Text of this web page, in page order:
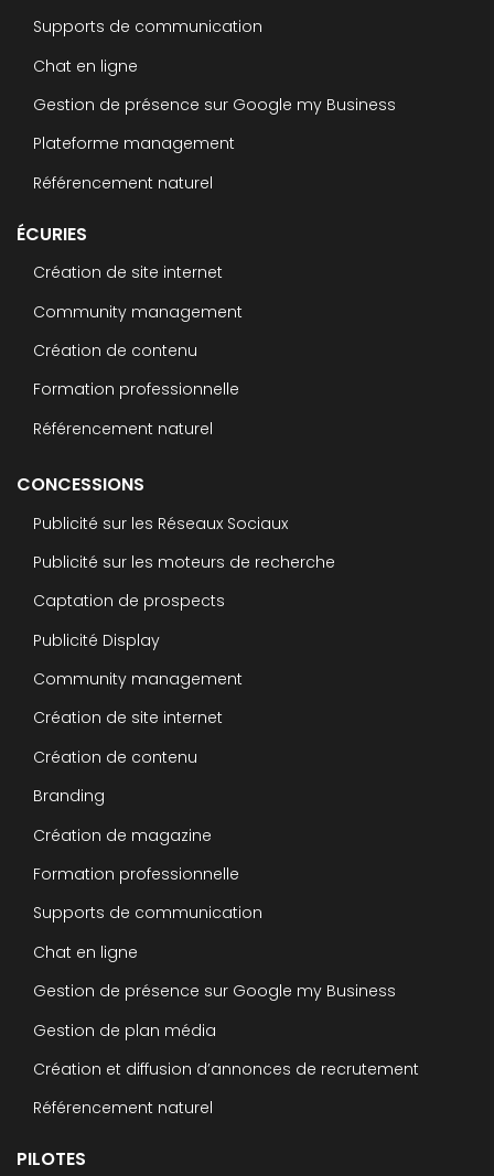
Supports de communication
Chat en ligne
Gestion de présence sur Google my Business
Plateforme management
Référencement naturel
ÉCURIES
Création de site internet
Community management
Création de contenu
Formation professionnelle
Référencement naturel
CONCESSIONS
Publicité sur les Réseaux Sociaux
Publicité sur les moteurs de recherche
Captation de prospects
Publicité Display
Community management
Création de site internet
Création de contenu
Branding
Création de magazine
Formation professionnelle
Supports de communication
Chat en ligne
Gestion de présence sur Google my Business
Gestion de plan média
Création et diffusion d’annonces de recrutement
Référencement naturel
PILOTES